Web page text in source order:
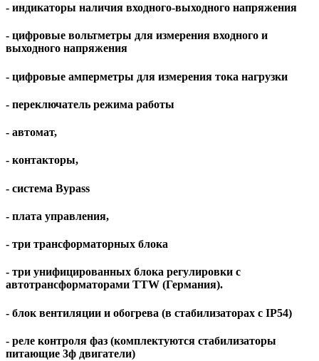
- индикаторы наличия входного-выходного напряжения
- цифровые вольтметры для измерения входного и
выходного напряжения
- цифровые амперметры для измерения тока нагрузки
- переключатель режима работы
- автомат,
- контакторы,
- система Bypass
- плата управления,
- три трансформаторных блока
- три унифицированных блока регулировки с
автотрансформаторами TTW (Германия).
- блок вентиляции и обогрева (в стабилизаторах c IP54)
- реле контроля фаз (комплектуются стабилизаторы
питающие 3ф двигатели)